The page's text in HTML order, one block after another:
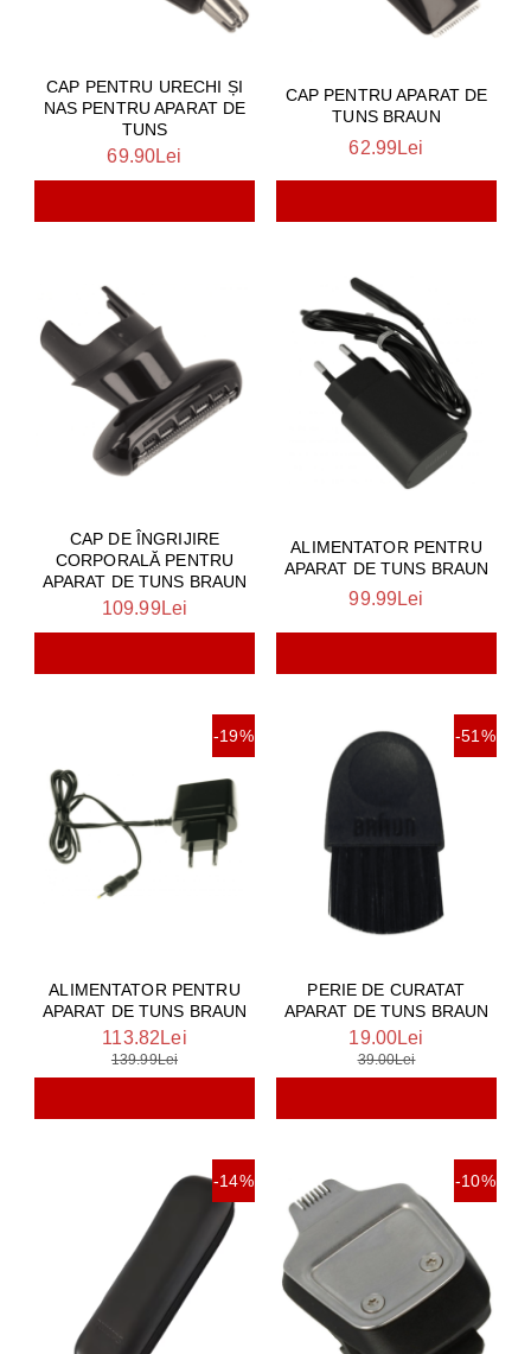
CAP PENTRU URECHI ȘI
NAS PENTRU APARAT DE
TUNS
69.90Lei
CAP PENTRU APARAT DE
TUNS BRAUN
62.99Lei
CAP DE ÎNGRIJIRE
CORPORALĂ PENTRU
APARAT DE TUNS BRAUN
109.99Lei
ALIMENTATOR PENTRU
APARAT DE TUNS BRAUN
99.99Lei
-19%
ALIMENTATOR PENTRU
APARAT DE TUNS BRAUN
113.82Lei
139.99Lei
-51%
PERIE DE CURATAT
APARAT DE TUNS BRAUN
19.00Lei
39.00Lei
-14% -10%